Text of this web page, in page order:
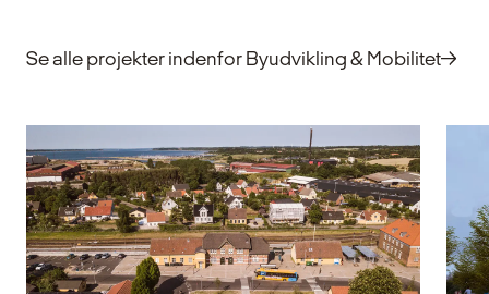
Se alle projekter indenfor Byudvikling & Mobilitet